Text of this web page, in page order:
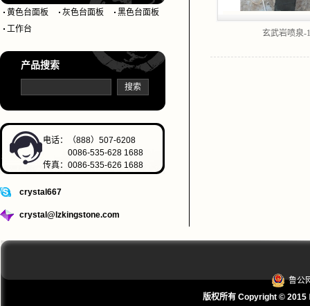
黄色台面板 灰色台面板
黑色台面板
工作台
产品搜索
电话：（888）507-6208
0086-535-628 1688
传真：0086-535-626 1688
crystal667
crystal@lzkingstone.com
玄武岩喷泉-
鲁公
版权所有 Copyright © 2015